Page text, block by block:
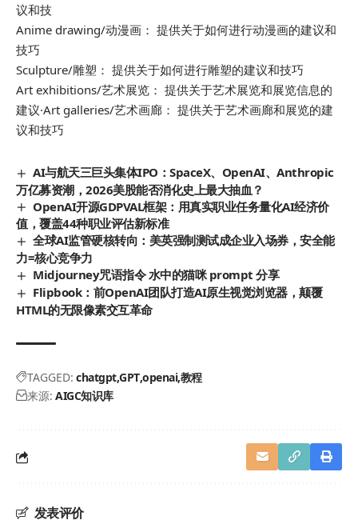
议和技
Anime drawing/动漫画： 提供关于如何进行动漫画的建议和
技巧
Sculpture/雕塑： 提供关于如何进行雕塑的建议和技巧
Art exhibitions/艺术展览： 提供关于艺术展览和展览信息的
建议·Art galleries/艺术画廊： 提供关于艺术画廊和展览的建
议和技巧
AI与航天三巨头集体IPO：SpaceX、OpenAI、Anthropic
万亿募资潮，2026美股能否消化史上最大抽血？
OpenAI开源GDPVAL框架：用真实职业任务量化AI经济价
值，覆盖44种职业评估新标准
全球AI监管硬核转向：美英强制测试成企业入场券，安全能
力=核心竞争力
Midjourney咒语指令 水中的猫咪 prompt 分享
Flipbook：前OpenAI团队打造AI原生视觉浏览器，颠覆
HTML的无限像素交互革命
TAGGED: chatgptGPTopenai 教程
来源: AIGC知识库
发表评价